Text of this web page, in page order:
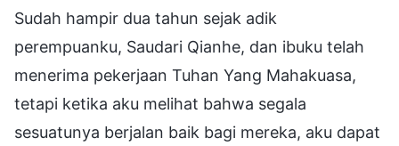
Sudah hampir dua tahun sejak adik
perempuanku, Saudari Qianhe, dan ibuku telah
menerima pekerjaan Tuhan Yang Mahakuasa,
tetapi ketika aku melihat bahwa segala
sesuatunya berjalan baik bagi mereka, aku dapat